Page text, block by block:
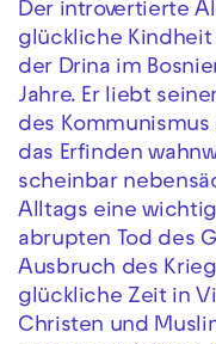
Der introvertierte
glückliche Kindheit
der Drina im
Jahre. Er liebt
des
das Erfinden
scheinbar
Alltags eine
abrupten Tod des
Ausbruch des
glückliche Zeit in
Christen und